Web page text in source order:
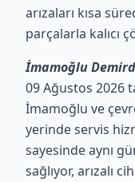
arızaları kısa
parçalarla kalıcı
İmamoğlu
09 Ağustos 2026
İmamoğlu ve
yerinde servis
sayesinde aynı
sağlıyor, arızalı